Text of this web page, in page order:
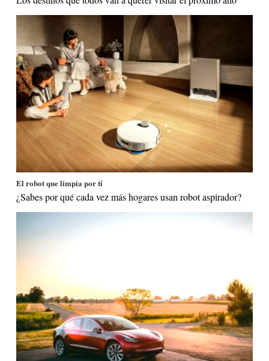
El robot que limpia por ti
¿Sabes por qué cada vez más hogares usan robot aspirador?